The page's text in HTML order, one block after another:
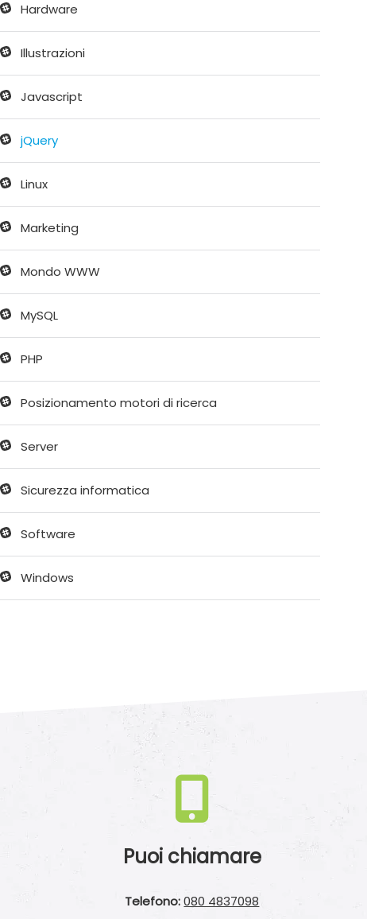
Hardware
Illustrazioni
Javascript
jQuery
Linux
Marketing
Mondo WWW
MySQL
PHP
Posizionamento motori di ricerca
Server
Sicurezza informatica
Software
Windows
Puoi chiamare
Telefono: 080 4837098